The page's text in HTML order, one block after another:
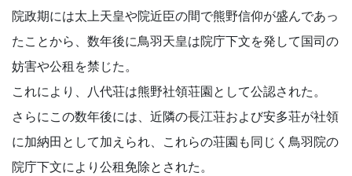
院政期には太上天皇や院近臣の間で熊野信仰が盛んであっ
たことから、数年後に鳥羽天皇は院庁下文を発して国司の
妨害や公租を禁じた。
これにより、八代荘は熊野社領荘園として公認された。
さらにこの数年後には、近隣の長江荘および安多荘が社領
に加納田として加えられ、これらの荘園も同じく鳥羽院の
院庁下文により公租免除とされた。